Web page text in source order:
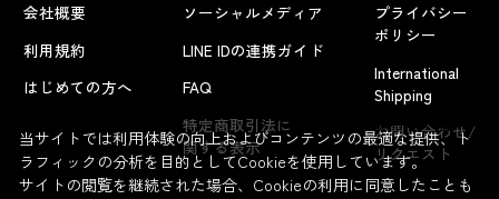
よくあるお問い合わせ
会社概要
利用規約
はじめての方へ
ソーシャルメディア
LINE IDの連携ガイド
FAQ
特定商取引法に
関する表示
プライバシー
ポリシー
International
Shipping
お問い合わせ/
リクエスト
当サイトでは利用体験の向上およびコンテンツの最適な提供、ト
ラフィックの分析を目的としてCookieを使用しています。
サイトの閲覧を継続された場合、Cookieの利用に同意したことも